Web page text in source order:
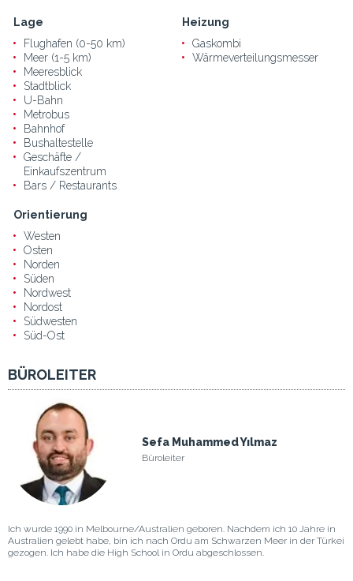
Lage
Flughafen (0-50 km)
Meer (1-5 km)
Meeresblick
Stadtblick
U-Bahn
Metrobus
Bahnhof
Bushaltestelle
Geschäfte /
Einkaufszentrum
Bars / Restaurants
Heizung
Gaskombi
Wärmeverteilungsmesser
Orientierung
Westen
Osten
Norden
Süden
Nordwest
Nordost
Südwesten
Süd-Ost
BÜROLEITER
Sefa Muhammed Yılmaz
Büroleiter
Ich wurde 1990 in Melbourne/Australien geboren. Nachdem ich 10 Jahre in
Australien gelebt habe, bin ich nach Ordu am Schwarzen Meer in der Türkei
gezogen. Ich habe die High School in Ordu abgeschlossen.